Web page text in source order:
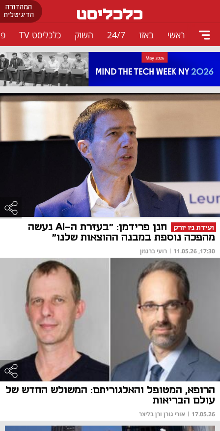
המהדורה
הדיגיטלית
ראשי באזז 24/7 השוק כלכליסט TV
ועידת ניו יורק
חנן פרידמן: "בעזרת ה-AI נעשה
מהפכה נוספת במבנה ההוצאות שלנו"
17:30, 11.05.26
| רועי ברגמן
הרופא, המטופל והאלגוריתם: המשולש החדש של
עולם הבריאות
17.05.26
| אורי גורן ורן בליצר